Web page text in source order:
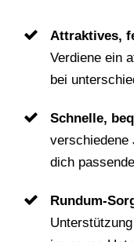
Attraktives,
Verdiene ein
bei
Schnelle,
verschiedene
dich
Rundum-